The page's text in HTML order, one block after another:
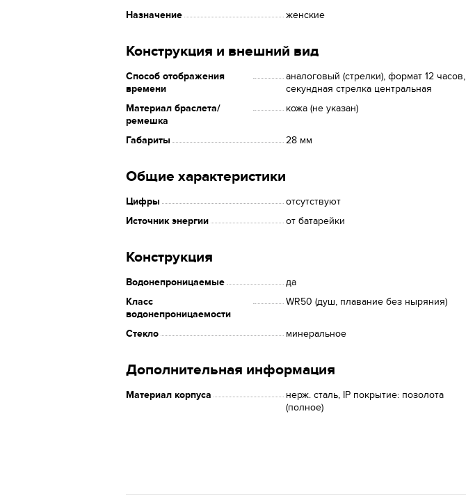
Назначение женские
Конструкция и внешний вид
Способ отображения
времени
аналоговый (стрелки), формат 12 часов,
секундная стрелка центральная
Материал браслета/
ремешка
кожа (не указан)
Габариты 28 мм
Общие характеристики
Цифры
отсутствуют
Источник энергии
от батарейки
Конструкция
Водонепроницаемые
да
Класс
водонепроницаемости
WR50 (душ, плавание без ныряния)
Стекло минеральное
Дополнительная информация
Материал корпуса
нерж. сталь, IP покрытие: позолота
(полное)